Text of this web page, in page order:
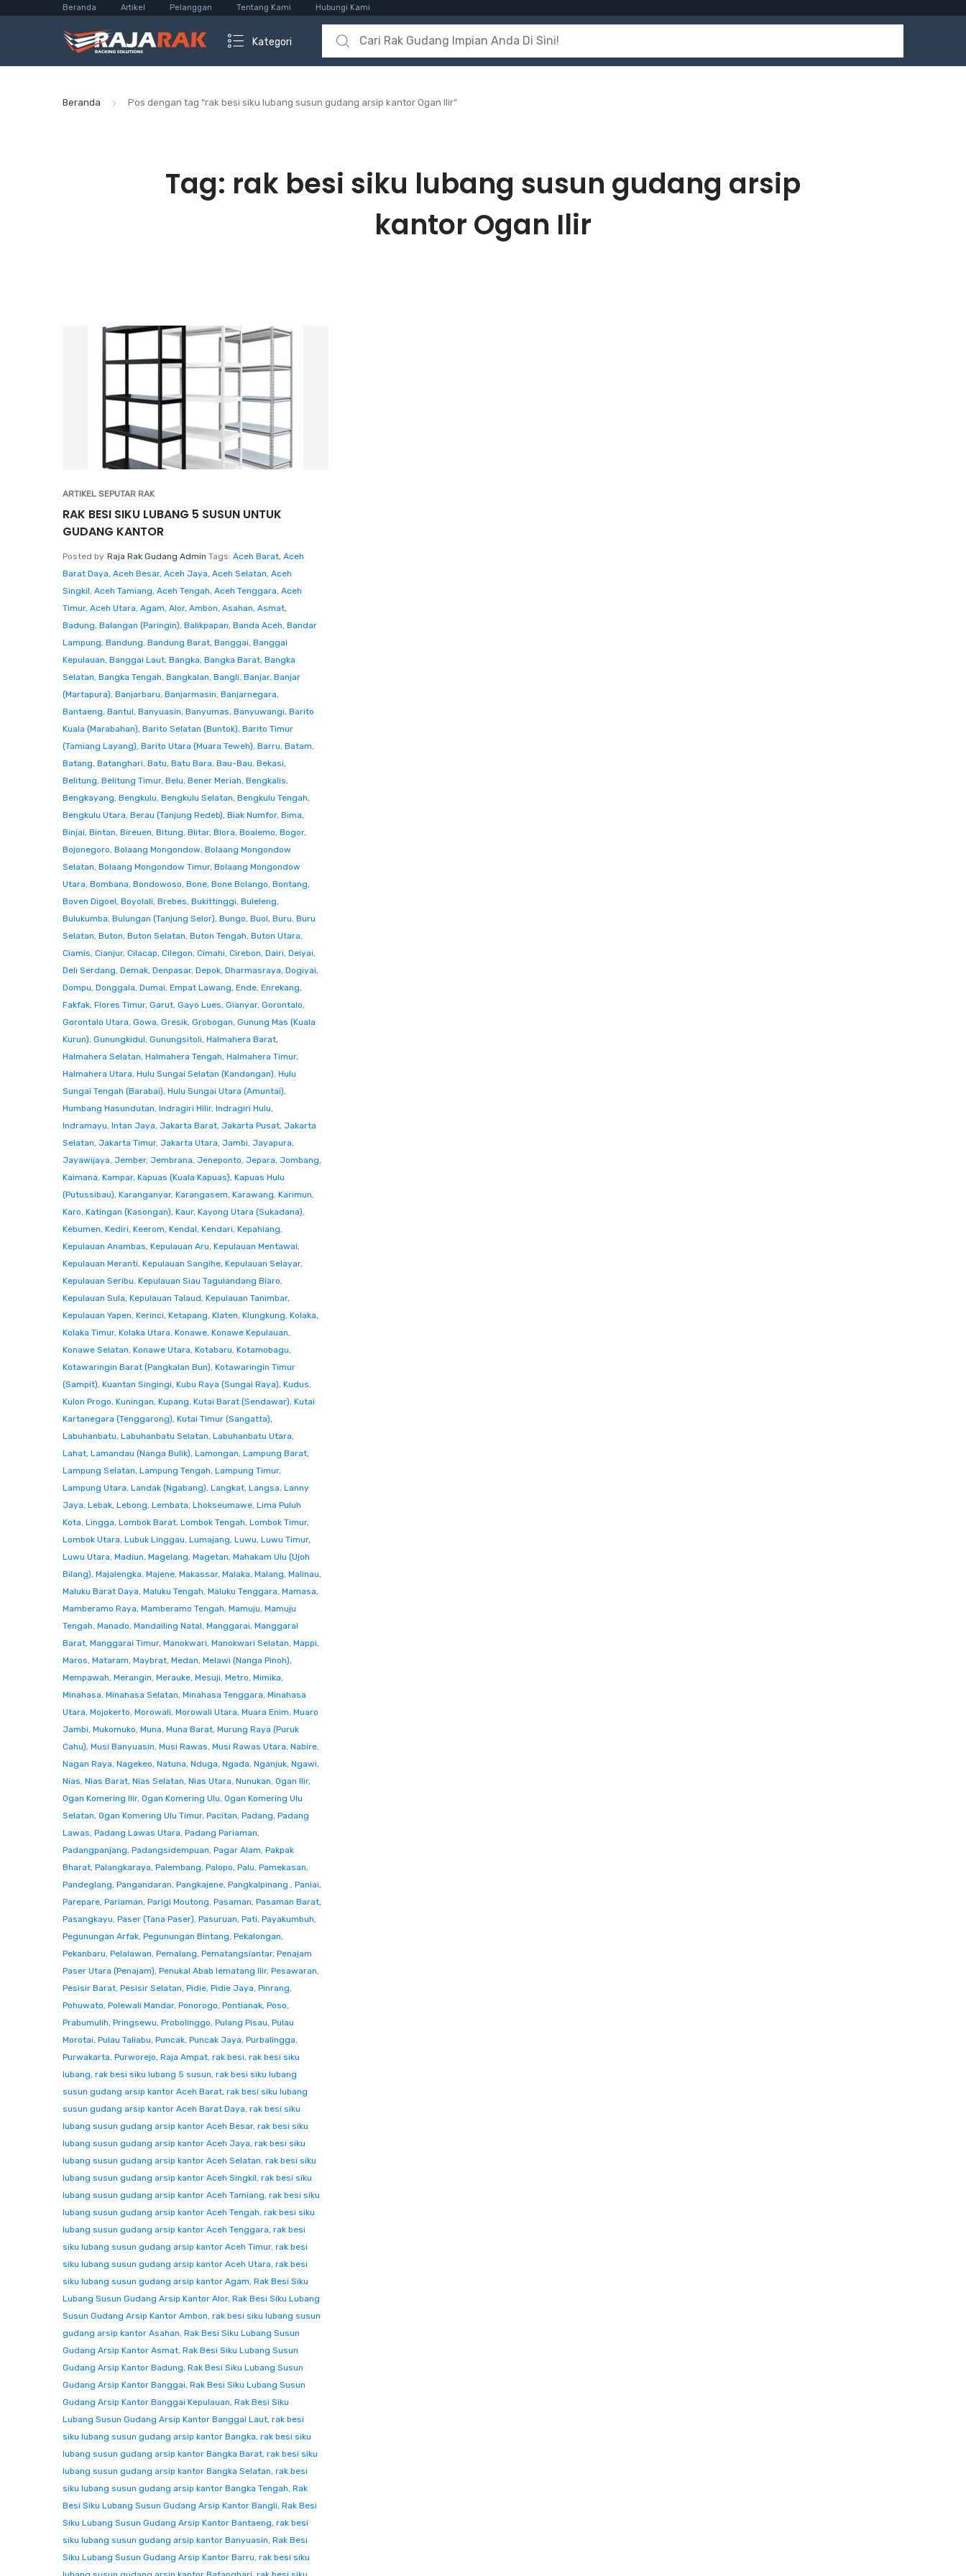
Beranda Artikel Pelanggan Tentang Kami Hubungi Kami
Kategori
Search for:
Beranda Pos dengan tag “rak besi siku lubang susun gudang arsip kantor Ogan Ilir”
Tag: rak besi siku lubang susun gudang arsip
kantor Ogan Ilir
ARTIKEL SEPUTAR RAK
RAK BESI SIKU LUBANG 5 SUSUN UNTUK
GUDANG KANTOR
Posted by Raja Rak Gudang Admin Tags: Aceh Barat, Aceh
Barat Daya, Aceh Besar, Aceh Jaya, Aceh Selatan, Aceh
Singkil, Aceh Tamiang, Aceh Tengah, Aceh Tenggara, Aceh
Timur, Aceh Utara, Agam, Alor, Ambon, Asahan, Asmat,
Badung, Balangan (Paringin), Balikpapan, Banda Aceh, Bandar
Lampung, Bandung, Bandung Barat, Banggai, Banggai
Kepulauan, Banggai Laut, Bangka, Bangka Barat, Bangka
Selatan, Bangka Tengah, Bangkalan, Bangli, Banjar, Banjar
(Martapura), Banjarbaru, Banjarmasin, Banjarnegara,
Bantaeng, Bantul, Banyuasin, Banyumas, Banyuwangi, Barito
Kuala (Marabahan), Barito Selatan (Buntok), Barito Timur
(Tamiang Layang), Barito Utara (Muara Teweh), Barru, Batam,
Batang, Batanghari, Batu, Batu Bara, Bau-Bau, Bekasi,
Belitung, Belitung Timur, Belu, Bener Meriah, Bengkalis,
Bengkayang, Bengkulu, Bengkulu Selatan, Bengkulu Tengah,
Bengkulu Utara, Berau (Tanjung Redeb), Biak Numfor, Bima,
Binjai, Bintan, Bireuen, Bitung, Blitar, Blora, Boalemo, Bogor,
Bojonegoro, Bolaang Mongondow, Bolaang Mongondow
Selatan, Bolaang Mongondow Timur, Bolaang Mongondow
Utara, Bombana, Bondowoso, Bone, Bone Bolango, Bontang,
Boven Digoel, Boyolali, Brebes, Bukittinggi, Buleleng,
Bulukumba, Bulungan (Tanjung Selor), Bungo, Buol, Buru, Buru
Selatan, Buton, Buton Selatan, Buton Tengah, Buton Utara,
Ciamis, Cianjur, Cilacap, Cilegon, Cimahi, Cirebon, Dairi, Deiyai,
Deli Serdang, Demak, Denpasar, Depok, Dharmasraya, Dogiyai,
Dompu, Donggala, Dumai, Empat Lawang, Ende, Enrekang,
Fakfak, Flores Timur, Garut, Gayo Lues, Gianyar, Gorontalo,
Gorontalo Utara, Gowa, Gresik, Grobogan, Gunung Mas (Kuala
Kurun), Gunungkidul, Gunungsitoli, Halmahera Barat,
Halmahera Selatan, Halmahera Tengah, Halmahera Timur,
Halmahera Utara, Hulu Sungai Selatan (Kandangan), Hulu
Sungai Tengah (Barabai), Hulu Sungai Utara (Amuntai),
Humbang Hasundutan, Indragiri Hilir, Indragiri Hulu,
Indramayu, Intan Jaya, Jakarta Barat, Jakarta Pusat, Jakarta
Selatan, Jakarta Timur, Jakarta Utara, Jambi, Jayapura,
Jayawijaya, Jember, Jembrana, Jeneponto, Jepara, Jombang,
Kaimana, Kampar, Kapuas (Kuala Kapuas), Kapuas Hulu
(Putussibau), Karanganyar, Karangasem, Karawang, Karimun,
Karo, Katingan (Kasongan), Kaur, Kayong Utara (Sukadana),
Kebumen, Kediri, Keerom, Kendal, Kendari, Kepahiang,
Kepulauan Anambas, Kepulauan Aru, Kepulauan Mentawai,
Kepulauan Meranti, Kepulauan Sangihe, Kepulauan Selayar,
Kepulauan Seribu, Kepulauan Siau Tagulandang Biaro,
Kepulauan Sula, Kepulauan Talaud, Kepulauan Tanimbar,
Kepulauan Yapen, Kerinci, Ketapang, Klaten, Klungkung, Kolaka,
Kolaka Timur, Kolaka Utara, Konawe, Konawe Kepulauan,
Konawe Selatan, Konawe Utara, Kotabaru, Kotamobagu,
Kotawaringin Barat (Pangkalan Bun), Kotawaringin Timur
(Sampit), Kuantan Singingi, Kubu Raya (Sungai Raya), Kudus,
Kulon Progo, Kuningan, Kupang, Kutai Barat (Sendawar), Kutai
Kartanegara (Tenggarong), Kutai Timur (Sangatta),
Labuhanbatu, Labuhanbatu Selatan, Labuhanbatu Utara,
Lahat, Lamandau (Nanga Bulik), Lamongan, Lampung Barat,
Lampung Selatan, Lampung Tengah, Lampung Timur,
Lampung Utara, Landak (Ngabang), Langkat, Langsa, Lanny
Jaya, Lebak, Lebong, Lembata, Lhokseumawe, Lima Puluh
Kota, Lingga, Lombok Barat, Lombok Tengah, Lombok Timur,
Lombok Utara, Lubuk Linggau, Lumajang, Luwu, Luwu Timur,
Luwu Utara, Madiun, Magelang, Magetan, Mahakam Ulu (Ujoh
Bilang), Majalengka, Majene, Makassar, Malaka, Malang, Malinau,
Maluku Barat Daya, Maluku Tengah, Maluku Tenggara, Mamasa,
Mamberamo Raya, Mamberamo Tengah, Mamuju, Mamuju
Tengah, Manado, Mandailing Natal, Manggarai, Manggarai
Barat, Manggarai Timur, Manokwari, Manokwari Selatan, Mappi,
Maros, Mataram, Maybrat, Medan, Melawi (Nanga Pinoh),
Mempawah, Merangin, Merauke, Mesuji, Metro, Mimika,
Minahasa, Minahasa Selatan, Minahasa Tenggara, Minahasa
Utara, Mojokerto, Morowali, Morowali Utara, Muara Enim, Muaro
Jambi, Mukomuko, Muna, Muna Barat, Murung Raya (Puruk
Cahu), Musi Banyuasin, Musi Rawas, Musi Rawas Utara, Nabire,
Nagan Raya, Nagekeo, Natuna, Nduga, Ngada, Nganjuk, Ngawi,
Nias, Nias Barat, Nias Selatan, Nias Utara, Nunukan, Ogan Ilir,
Ogan Komering Ilir, Ogan Komering Ulu, Ogan Komering Ulu
Selatan, Ogan Komering Ulu Timur, Pacitan, Padang, Padang
Lawas, Padang Lawas Utara, Padang Pariaman,
Padangpanjang, Padangsidempuan, Pagar Alam, Pakpak
Bharat, Palangkaraya, Palembang, Palopo, Palu, Pamekasan,
Pandeglang, Pangandaran, Pangkajene, Pangkalpinang., Paniai,
Parepare, Pariaman, Parigi Moutong, Pasaman, Pasaman Barat,
Pasangkayu, Paser (Tana Paser), Pasuruan, Pati, Payakumbuh,
Pegunungan Arfak, Pegunungan Bintang, Pekalongan,
Pekanbaru, Pelalawan, Pemalang, Pematangsiantar, Penajam
Paser Utara (Penajam), Penukal Abab lematang Ilir, Pesawaran,
Pesisir Barat, Pesisir Selatan, Pidie, Pidie Jaya, Pinrang,
Pohuwato, Polewali Mandar, Ponorogo, Pontianak, Poso,
Prabumulih, Pringsewu, Probolinggo, Pulang Pisau, Pulau
Morotai, Pulau Taliabu, Puncak, Puncak Jaya, Purbalingga,
Purwakarta, Purworejo, Raja Ampat, rak besi, rak besi siku
lubang, rak besi siku lubang 5 susun, rak besi siku lubang
susun gudang arsip kantor Aceh Barat, rak besi siku lubang
susun gudang arsip kantor Aceh Barat Daya, rak besi siku
lubang susun gudang arsip kantor Aceh Besar, rak besi siku
lubang susun gudang arsip kantor Aceh Jaya, rak besi siku
lubang susun gudang arsip kantor Aceh Selatan, rak besi siku
lubang susun gudang arsip kantor Aceh Singkil, rak besi siku
lubang susun gudang arsip kantor Aceh Tamiang, rak besi siku
lubang susun gudang arsip kantor Aceh Tengah, rak besi siku
lubang susun gudang arsip kantor Aceh Tenggara, rak besi
siku lubang susun gudang arsip kantor Aceh Timur, rak besi
siku lubang susun gudang arsip kantor Aceh Utara, rak besi
siku lubang susun gudang arsip kantor Agam, Rak Besi Siku
Lubang Susun Gudang Arsip Kantor Alor, Rak Besi Siku Lubang
Susun Gudang Arsip Kantor Ambon, rak besi siku lubang susun
gudang arsip kantor Asahan, Rak Besi Siku Lubang Susun
Gudang Arsip Kantor Asmat, Rak Besi Siku Lubang Susun
Gudang Arsip Kantor Badung, Rak Besi Siku Lubang Susun
Gudang Arsip Kantor Banggai, Rak Besi Siku Lubang Susun
Gudang Arsip Kantor Banggai Kepulauan, Rak Besi Siku
Lubang Susun Gudang Arsip Kantor Banggai Laut, rak besi
siku lubang susun gudang arsip kantor Bangka, rak besi siku
lubang susun gudang arsip kantor Bangka Barat, rak besi siku
lubang susun gudang arsip kantor Bangka Selatan, rak besi
siku lubang susun gudang arsip kantor Bangka Tengah, Rak
Besi Siku Lubang Susun Gudang Arsip Kantor Bangli, Rak Besi
Siku Lubang Susun Gudang Arsip Kantor Bantaeng, rak besi
siku lubang susun gudang arsip kantor Banyuasin, Rak Besi
Siku Lubang Susun Gudang Arsip Kantor Barru, rak besi siku